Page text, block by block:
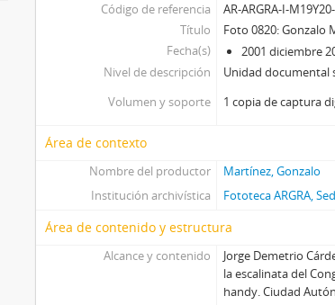
Código de referencia
AR-ARGRA-I-
Título
Foto 0820: Gonzalo
Fecha(s)
2001 diciembre
Nivel de descripción
Unidad documental
Volumen y soporte
1 copia de captura
Área de contexto
Nombre del productor
Martínez, Gonzalo
Institución archivística
Fototeca ARGRA,
Área de contenido y estructura
Alcance y contenido
Jorge Demetrio
la escalinata del
handy. Ciudad